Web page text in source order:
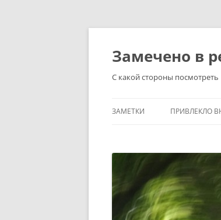
Перейти
Замечено в
С какой стороны посмотреть
ЗАМЕТКИ ПРИВЛЕКЛО